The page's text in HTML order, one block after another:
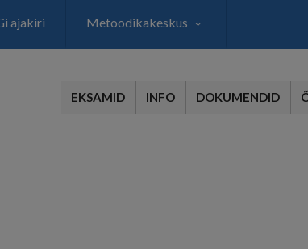
ajakiri Metoodikakeskus
EKSAMID INFO DOKUMENDID